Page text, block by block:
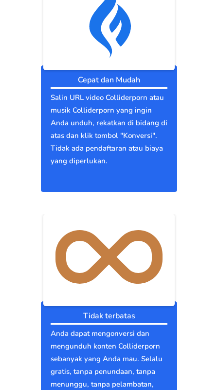
Cepat dan Mudah
Salin URL video Colliderporn atau
musik Colliderporn yang ingin
Anda unduh, rekatkan di bidang di
atas dan klik tombol "Konversi".
Tidak ada pendaftaran atau biaya
yang diperlukan.
Tidak terbatas
Anda dapat mengonversi dan
mengunduh konten Colliderporn
sebanyak yang Anda mau. Selalu
gratis, tanpa penundaan, tanpa
menunggu, tanpa pelambatan,